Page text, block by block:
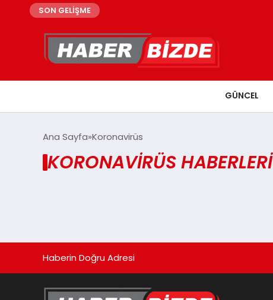
SON GELİŞME
GÜNCEL
Ana Sayfa Koronavirüs
KORONAVIRÜS HABERLERI
Haberin Doğru Adresi